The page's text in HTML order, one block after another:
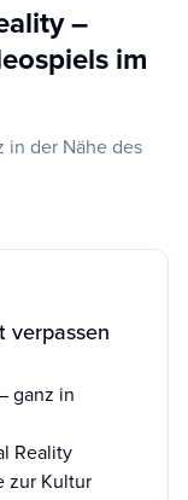
–
im
in der Nähe des
verpassen
ganz in
Reality
zur Kultur